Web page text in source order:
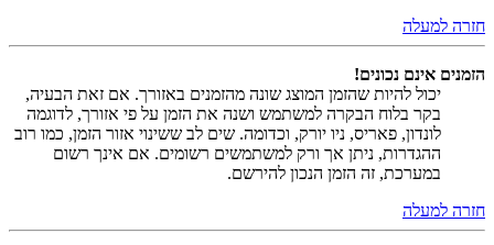
חזרה למעלה
הזמנים אינם נכונים!
יכול להיות שהזמן המוצג שונה מהזמנים באזורך. אם זאת הבעיה,
בקר בלוח הבקרה למשתמש ושנה את הזמן על פי אזורך, לדוגמה
לונדון, פאריס, ניו יורק, וכדומה. שים לב ששינוי אזור הזמן, כמו רוב
ההגדרות, ניתן אך ורק למשתמשים רשומים. אם אינך רשום
במערכת, זה הזמן הנכון להירשם.
חזרה למעלה